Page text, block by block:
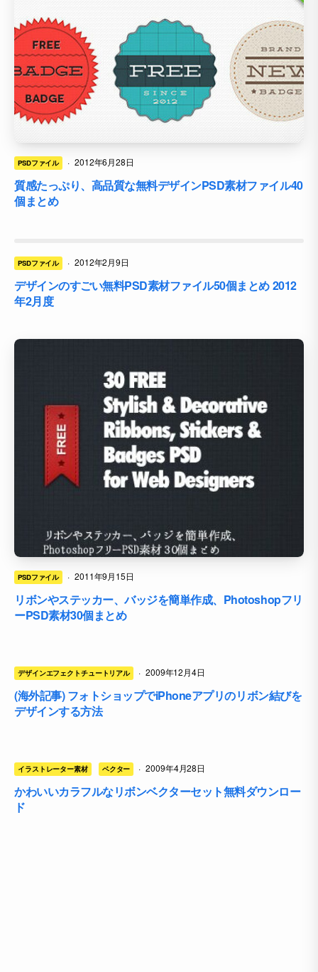
PSDファイル · 2012年6月28日
質感たっぷり、高品質な無料デザインPSD素材ファイル40
個まとめ
PSDファイル · 2012年2月9日
デザインのすごい無料PSD素材ファイル50個まとめ 2012
年2月度
PSDファイル · 2011年9月15日
リボンやステッカー、バッジを簡単作成、Photoshopフリ
ーPSD素材30個まとめ
デザインエフェクトチュートリアル · 2009年12月4日
(海外記事) フォトショップでiPhoneアプリのリボン結びを
デザインする方法
イラストレーター素材 ベクター · 2009年4月28日
かわいいカラフルなリボンベクターセット無料ダウンロー
ド